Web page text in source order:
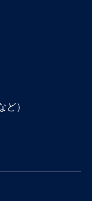
）